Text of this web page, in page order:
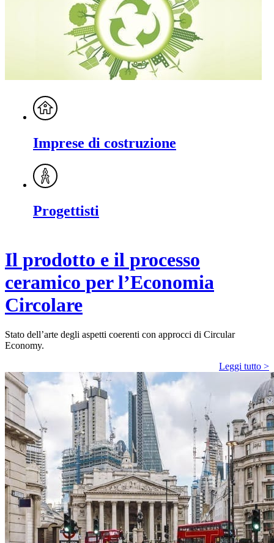
Imprese di costruzione
Progettisti
Il prodotto e il processo
ceramico per l’Economia
Circolare
Stato dell’arte degli aspetti coerenti con approcci di Circular
Economy.
Leggi tutto >